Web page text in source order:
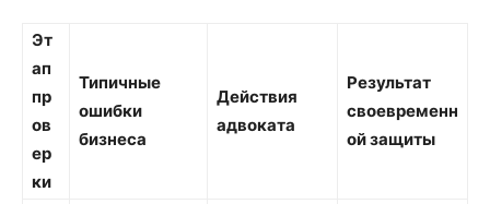
Эт
ап
пр
ов
ер
ки
Типичные
ошибки
бизнеса
Действия
адвоката
Результат
своевременн
ой защиты